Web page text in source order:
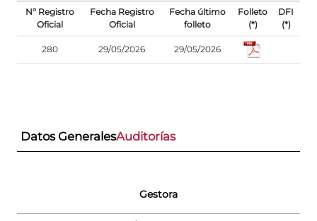
Nº Registro
Oficial
Fecha Registro
Oficial
Fecha último
folleto
Folleto
(*)
DFI
(*)
280 29/05/2026 29/05/2026
Datos GeneralesAuditorías
Gestora